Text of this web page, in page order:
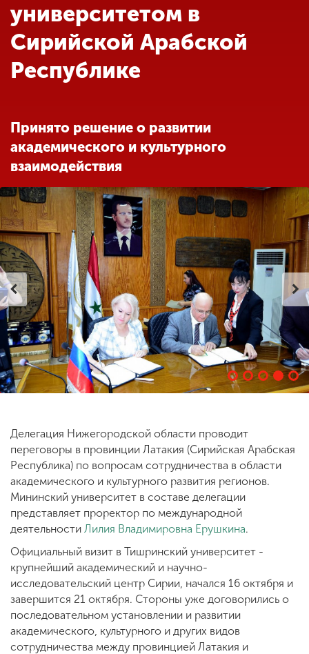
Наука
Международная
деятельность
Другие виды
деятельности
Студенческая жизнь
Сведения об
образовательной
организации
ENG SPN CHI
Приемная
университетом в
Сирийской Арабской
Республике
Принято решение о развитии
академического и культурного
взаимодействия
Делегация Нижегородской области проводит
переговоры в провинции Латакия (Сирийская Арабская
Республика) по вопросам сотрудничества в области
академического и культурного развития регионов.
Мининский университет в составе делегации
представляет проректор по международной
деятельности Лилия Владимировна Ерушкина.
Официальный визит в Тишринский университет -
крупнейший академический и научно-
исследовательский центр Сирии, начался 16 октября и
завершится 21 октября. Стороны уже договорились о
последовательном установлении и развитии
академического, культурного и других видов
сотрудничества между провинцией Латакия и